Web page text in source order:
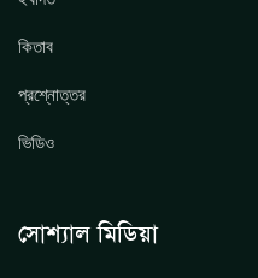
কিতাব
প্রশ্নোত্তর
ভিডিও
সোশ্যাল মিডিয়া